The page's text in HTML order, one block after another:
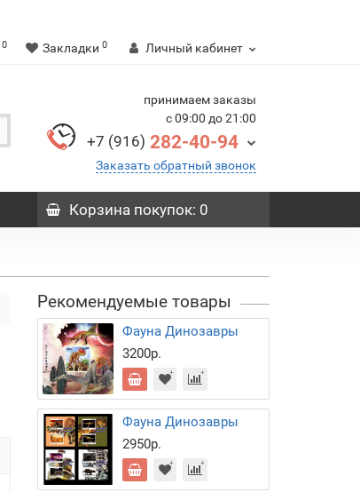
0 Закладки 0 Личный кабинет
принимаем заказы
с 09:00 до 21:00
+7 (916) 282-40-94
Заказать обратный звонок
Корзинапокупок: 0
Рекомендуемые товары
Фауна Динозавры
3200р.
Фауна Динозавры
2950р.